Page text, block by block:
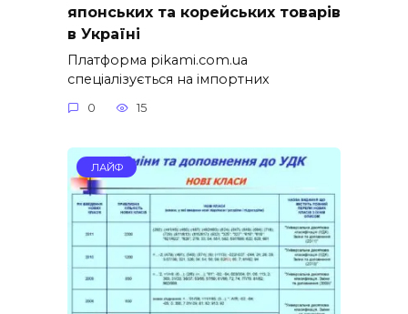
японських та корейських товарів
в Україні
Платформа pikami.com.ua
спеціалізується на імпортних
0 15
ЛАЙФ